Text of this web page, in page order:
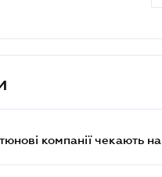
компанії чекають